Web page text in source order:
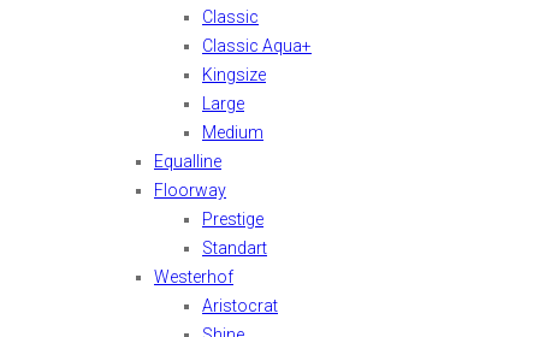
Classic
Classic Aqua+
Kingsize
Large
Medium
Equalline
Floorway
Prestige
Standart
Westerhof
Aristocrat